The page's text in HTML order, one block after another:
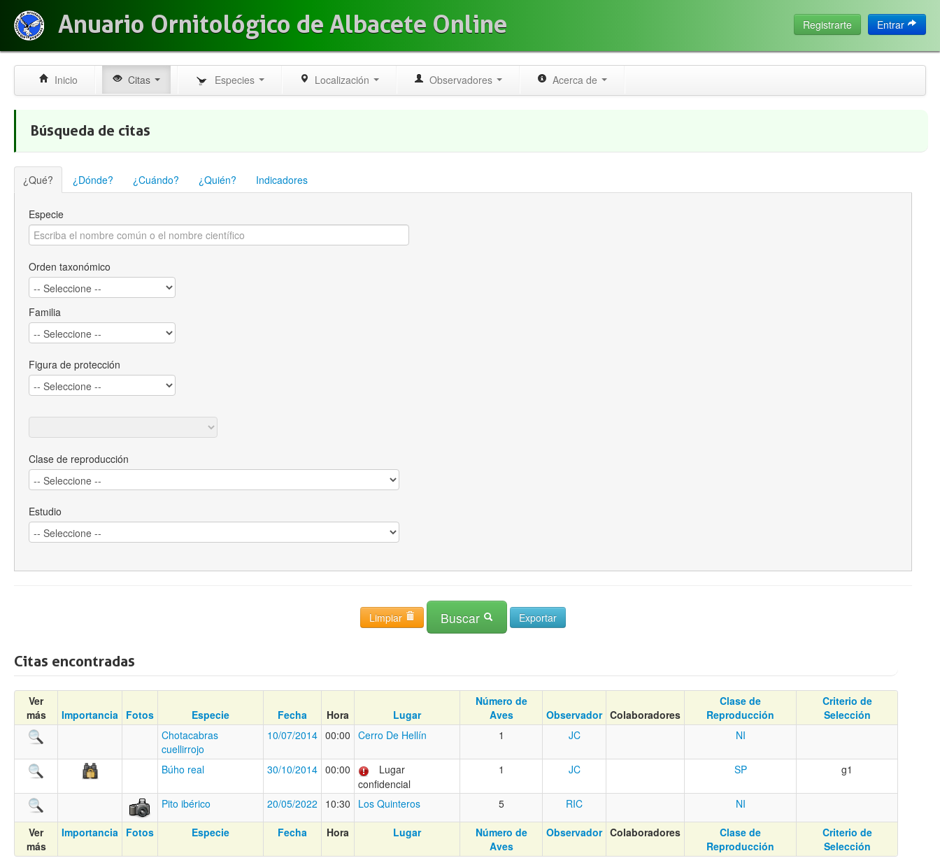
Anuario Ornitológico de Albacete Online Entrar
Registrarte
Inicio Citas Especies Localización Observadores Acerca de
Búsqueda de citas
¿Qué? ¿Dónde? ¿Cuándo? ¿Quién? Indicadores
Especie
Orden taxonómico
Familia
Figura de protección
Clase de reproducción
Estudio
Limpiar Buscar
Citas encontradas
Ver
más
Importancia Fotos Especie Fecha Hora Lugar
Número de
Aves
Observador Colaboradores
Clase de
Reproducción
Criterio de
Selección
Chotacabras
cuellirrojo
10/07/2014 00:00 Cerro De Hellín 1 JC NI
Búho real 30/10/2014 00:00
Lugar
confidencial
1 JC SP g1
Pito ibérico 20/05/2022 10:30 Los Quinteros 5 RIC NI
Ver
más
Importancia Fotos Especie Fecha Hora Lugar
Número de
Aves
Observador Colaboradores
Clase de
Reproducción
Criterio de
Selección